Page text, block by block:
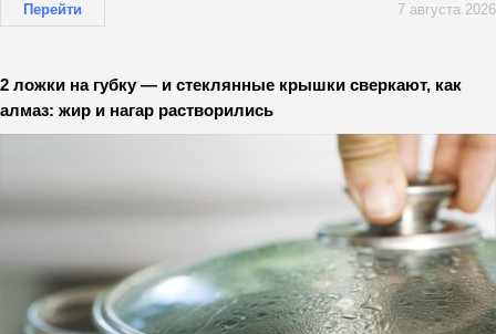
Перейти 7 августа 2026
2 ложки на губку — и стеклянные крышки сверкают, как
алмаз: жир и нагар растворились